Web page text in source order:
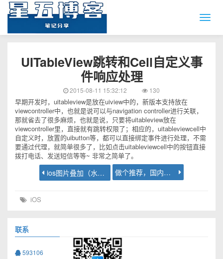
UITableView跳转和Cell自定义事
件响应处理
2015-08-11 15:32:12 130
早期开发时，uitableview是放在uiview中的，新版本支持放在
viewcontroller中，也就是说可以与navigation controller进行关联，
那就省去了很多麻烦，也就是说，只要将uitableview放在
viewcontroller里，直接就有跳转权限了；相应的，uitableviewcell中
自定义时，放置的uibutton等，都可以直接绑定事件进行处理，不需
要通过代理，就简单很多了，比如点击uitableviewcell中的按钮直接
拨打电话、发送短信等等~ 非常之简单了。
ios图片叠加（水印） 做个推荐，国内免费ssl证书
iOS
联系
593106